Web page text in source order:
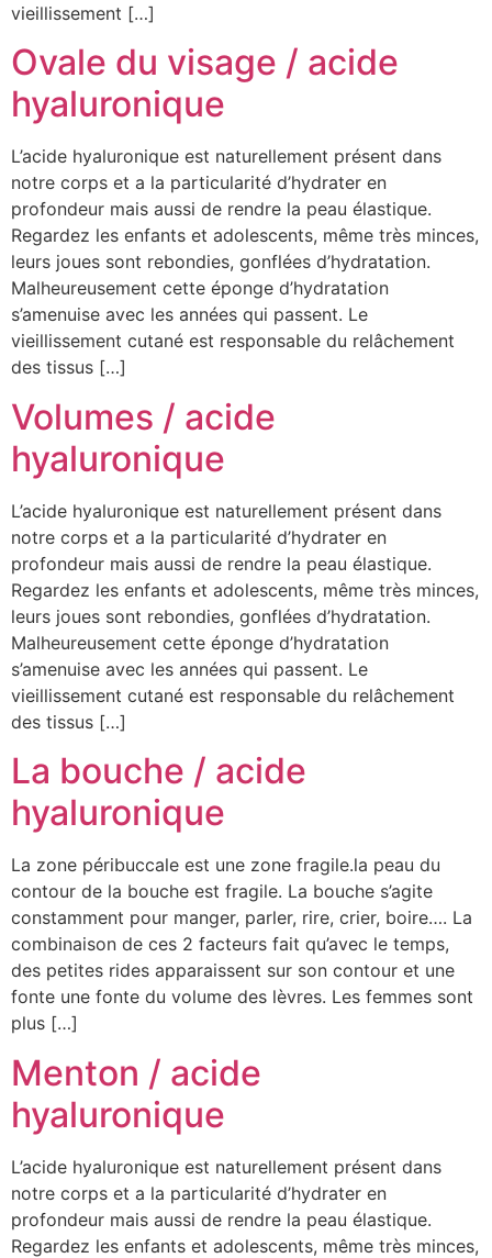
vieillissement […]
Ovale du visage / acide
hyaluronique
L’acide hyaluronique est naturellement présent dans
notre corps et a la particularité d’hydrater en
profondeur mais aussi de rendre la peau élastique.
Regardez les enfants et adolescents, même très minces,
leurs joues sont rebondies, gonflées d’hydratation.
Malheureusement cette éponge d’hydratation
s’amenuise avec les années qui passent. Le
vieillissement cutané est responsable du relâchement
des tissus […]
Volumes / acide
hyaluronique
L’acide hyaluronique est naturellement présent dans
notre corps et a la particularité d’hydrater en
profondeur mais aussi de rendre la peau élastique.
Regardez les enfants et adolescents, même très minces,
leurs joues sont rebondies, gonflées d’hydratation.
Malheureusement cette éponge d’hydratation
s’amenuise avec les années qui passent. Le
vieillissement cutané est responsable du relâchement
des tissus […]
La bouche / acide
hyaluronique
La zone péribuccale est une zone fragile.la peau du
contour de la bouche est fragile. La bouche s’agite
constamment pour manger, parler, rire, crier, boire…. La
combinaison de ces 2 facteurs fait qu’avec le temps,
des petites rides apparaissent sur son contour et une
fonte une fonte du volume des lèvres. Les femmes sont
plus […]
Menton / acide
hyaluronique
L’acide hyaluronique est naturellement présent dans
notre corps et a la particularité d’hydrater en
profondeur mais aussi de rendre la peau élastique.
Regardez les enfants et adolescents, même très minces,